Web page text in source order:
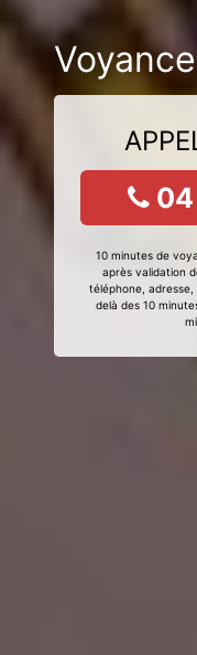
04
10 minutes de
après validation
téléphone,
delà des 10